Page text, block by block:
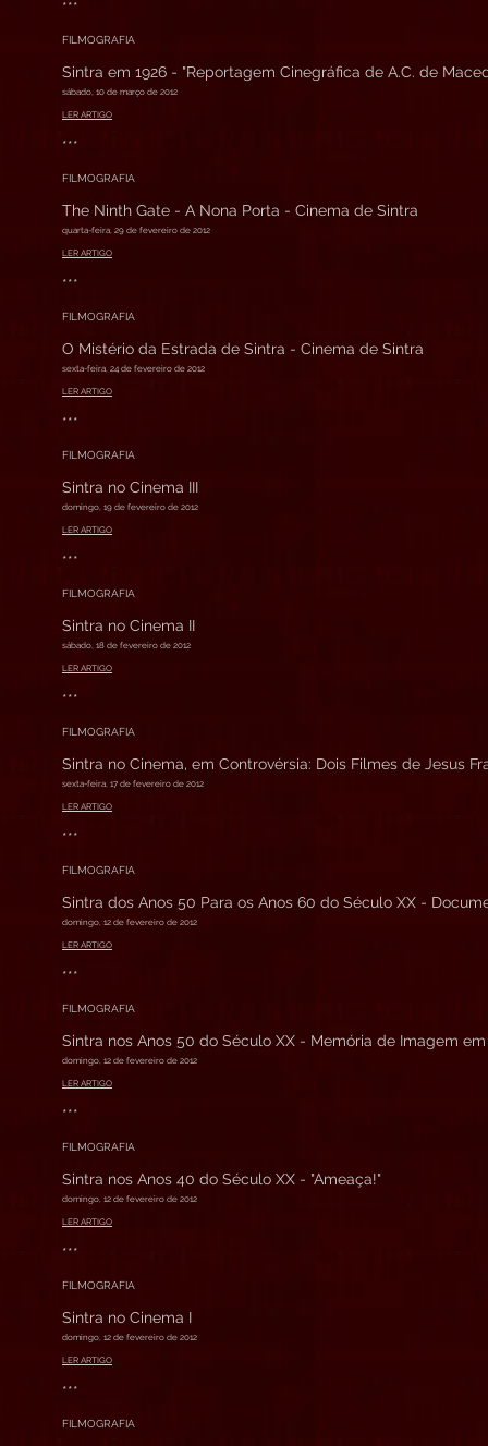
***
FILMOGRAFIA
Sintra em 1926 - "Reportagem Cinegráfica de A.C. de
sábado, 10 de março de 2012
LER ARTIGO
***
FILMOGRAFIA
The Ninth Gate - A Nona Porta - Cinema de Sintra
quarta-feira, 29 de fevereiro de 2012
LER ARTIGO
***
FILMOGRAFIA
O Mistério da Estrada de Sintra - Cinema de Sintra
sexta-feira, 24 de fevereiro de 2012
LER ARTIGO
***
FILMOGRAFIA
Sintra no Cinema III
domingo, 19 de fevereiro de 2012
LER ARTIGO
***
FILMOGRAFIA
Sintra no Cinema II
sábado, 18 de fevereiro de 2012
LER ARTIGO
***
FILMOGRAFIA
Sintra no Cinema, em Controvérsia: Dois Filmes de Jesus
sexta-feira, 17 de fevereiro de 2012
LER ARTIGO
***
FILMOGRAFIA
Sintra dos Anos 50 Para os Anos 60 do Século XX -
domingo, 12 de fevereiro de 2012
LER ARTIGO
***
FILMOGRAFIA
Sintra nos Anos 50 do Século XX - Memória de Imagem
domingo, 12 de fevereiro de 2012
LER ARTIGO
***
FILMOGRAFIA
Sintra nos Anos 40 do Século XX - "Ameaça!"
domingo, 12 de fevereiro de 2012
LER ARTIGO
***
FILMOGRAFIA
Sintra no Cinema I
domingo, 12 de fevereiro de 2012
LER ARTIGO
***
FILMOGRAFIA